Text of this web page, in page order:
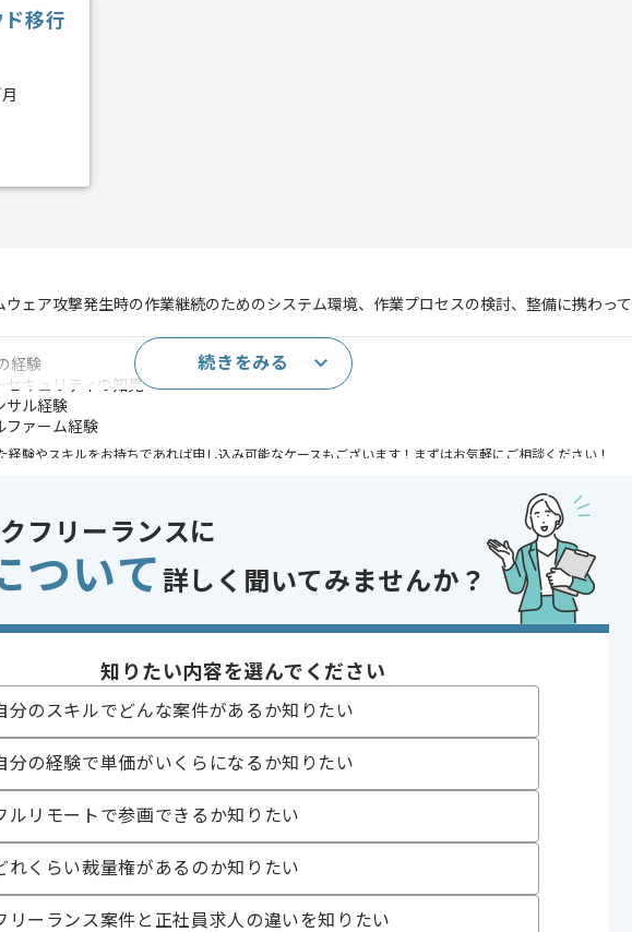
ド移行
ウェア攻撃発生時の作業継続のためのシステム環境、作業プロセスの検討、整備に携わって
経験
セキュリティの知見
サル経験
ファーム経験
経験やスキルをお持ちであれば申し込み可能なケースもございます！まずはお気軽にご相談ください！
20代活躍中 , 30代活躍中
で、
のご提案も差し上げる場合がございます。
入し、
る環境でございます。
参画されたい方にオススメの案件です。
ご参画いただけます。
続きをみる
フリーランスに
ついて 詳しく聞いてみませんか？
知りたい内容を選んでください
分のスキルでどんな案件があるか知りたい
分の経験で単価がいくらになるか知りたい
ルリモートで参画できるか知りたい
れくらい裁量権があるのか知りたい
リーランス案件と正社員求人の違いを知りたい